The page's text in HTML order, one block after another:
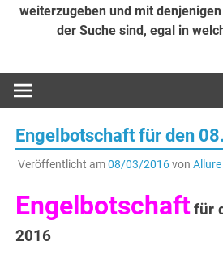
weiterzugeben und mit
der Suche sind, egal in
Engelbotschaft für den
Veröffentlicht am08/03/2016von Allure
Engelbotschaftfür
2016